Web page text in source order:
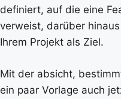
definiert, auf die eine
verweist, darüber
Ihrem Projekt als Ziel.
Mit der absicht,
ein paar Vorlage auch